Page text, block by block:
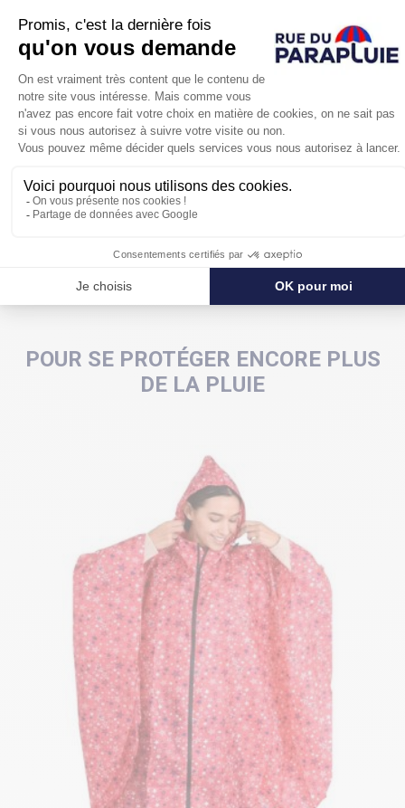
facilement vous abriter à deux sans avoir
l'encombrement d'un parapluie golf.
Pratique, indémodable, pas cher, ce parapluie marine à
ouverture automatique est idéal pour vous
accompagner au quotidien ou à offrir.
POUR SE PROTÉGER ENCORE PLUS
DE LA PLUIE